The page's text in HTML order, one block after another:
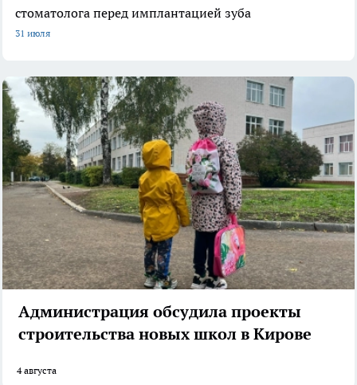
стоматолога перед имплантацией зуба
31 июля
Администрация обсудила проекты
строительства новых школ в Кирове
4 августа